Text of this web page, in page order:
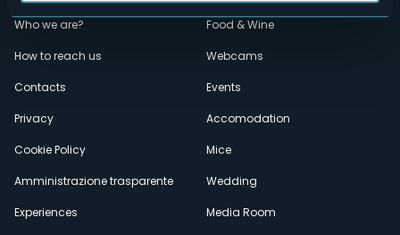
Menù
secondario
Who we are?
How to reach us
Contacts
Privacy
Cookie Policy
Amministrazione trasparente
Experiences
Food & Wine
Webcams
Events
Accomodation
Mice
Wedding
Media Room